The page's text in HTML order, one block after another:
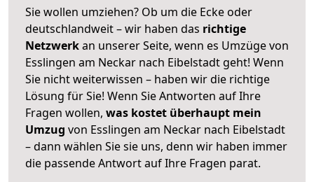
Sie wollen umziehen? Ob um die Ecke oder
deutschlandweit – wir haben das richtige
Netzwerkan unserer Seite, wenn es Umzüge von
Esslingen am Neckar nach Eibelstadt geht! Wenn
Sie nicht weiterwissen – haben wir die richtige
Lösung für Sie! Wenn Sie Antworten auf Ihre
Fragen wollen, was kostet überhaupt mein
Umzug von Esslingen am Neckar nach Eibelstadt
– dann wählen Sie sie uns, denn wir haben immer
die passende Antwort auf Ihre Fragen parat.